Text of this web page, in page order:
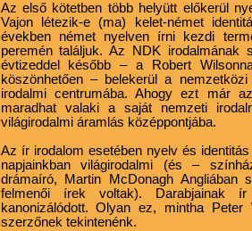
Az első kötetben több helyütt előkerül
Vajon létezik-e (ma) kelet-német
években német nyelven írni kezdi
peremén találjuk. Az NDK irodalmának
évtizeddel később – a Robert
köszönhetően – belekerül a
irodalmi centrumába. Ahogy ezt már
maradhat valaki a saját nemzeti
világirodalmi áramlás középpontjába.
Az ír irodalom esetében nyelv és
napjainkban világirodalmi (és –
drámaíró, Martin McDonagh
felmenői írek voltak). Darabjainak
kanonizálódott. Olyan ez, mintha
szerzőnek tekintenénk.